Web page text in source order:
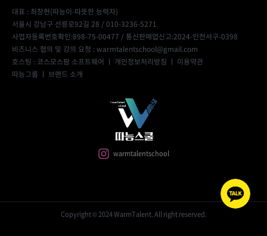
대표 : 최창현(따능이-따뜻한 능력자)
서울시 강남구 선릉로92길 28 / 010-3236-5271
사업자등록번호확인:898-75-00477 / 통신판매업신고:2024-인천서구-0398
비즈니스 협의 및 강의 요청 : warmtalentschool@gmail.com
호스팅 : 코스모스팜 소프트웨어 ㅣ 개인정보처리방침 ㅣ 이용약관
따능그룹 ㅣ 브랜드 소개
warmtalentschool
Copyright © 2024 WarmTalent. All right reserved.